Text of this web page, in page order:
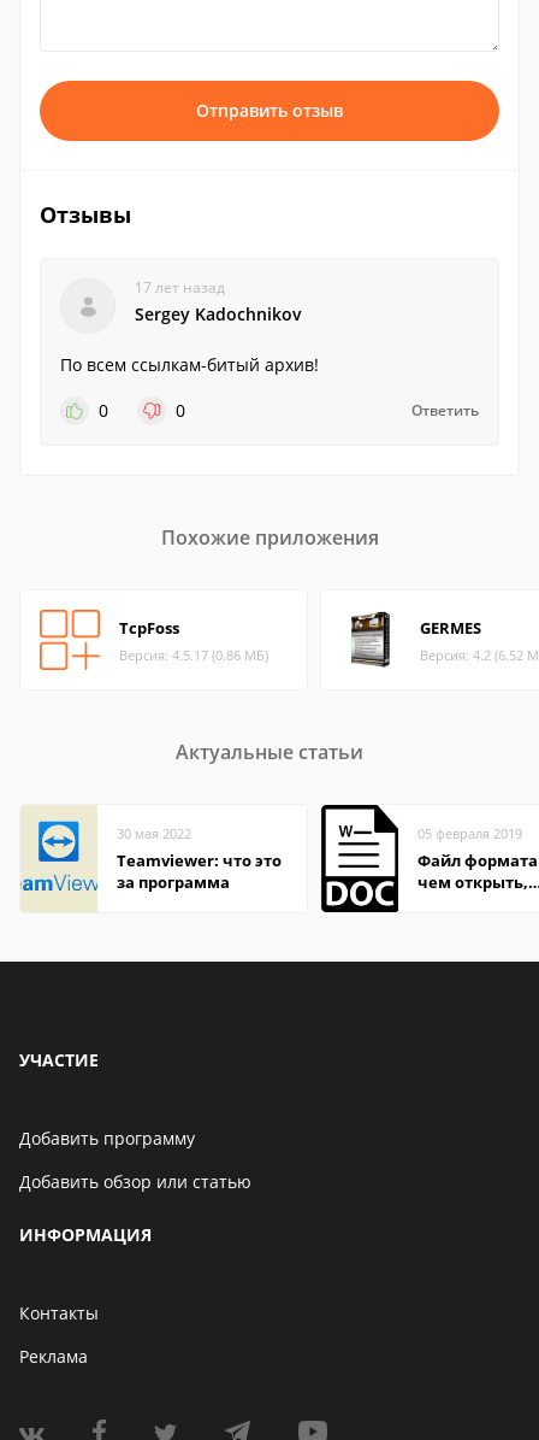
Отправить отзыв
Отзывы
17 лет назад
Sergey Kadochnikov
По всем ссылкам-битый архив!
0
0 Ответить
Похожие приложения
TcpFoss
Версия: 4.5.17 (0.86 МБ)
GERMES
Версия: 4.2 (6.52
Актуальные статьи
30 мая 2022
Teamviewer: что это
за программа
05 февраля 2019
Файл формата
чем открыть,
УЧАСТИЕ
Добавить программу
Добавить обзор или статью
ИНФОРМАЦИЯ
Контакты
Реклама